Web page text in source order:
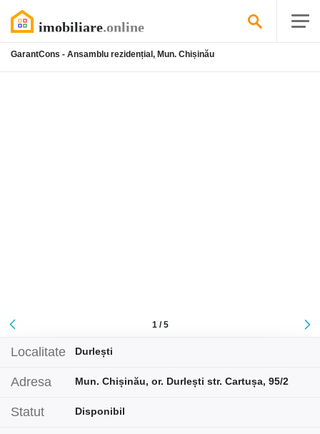
GarantCons - Ansamblu rezidențial, Mun. Chișinău
1 / 5
Localitate Durlești
Adresa Mun. Chișinău, or. Durlești str. Cartușa, 95/2
Statut Disponibil